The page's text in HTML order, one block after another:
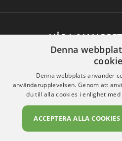
VÅRA
Denna
Denna webbplats använder
användarupplevelsen. Genom att
du till alla cookies i enlighet
ACCEPTERA ALLA COOKIES